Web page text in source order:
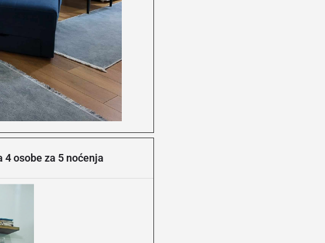
4 osobe za 5 noćenja